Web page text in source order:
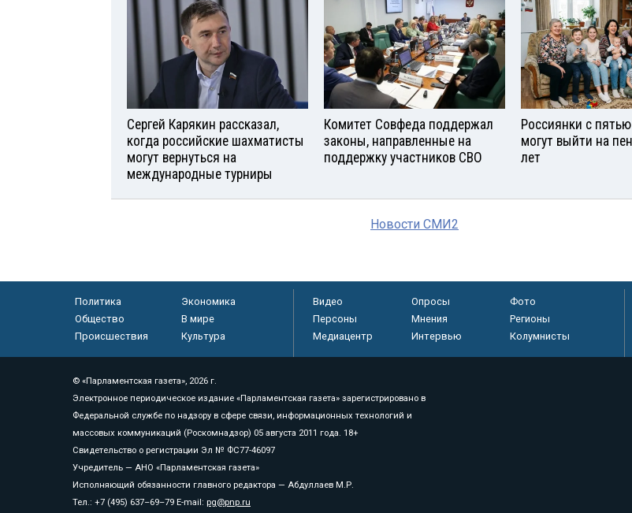
Сергей Карякин рассказал,
когда российские шахматисты
могут вернуться на
международные турниры
Комитет Совфеда поддержал
законы, направленные на
поддержку участников СВО
Россиянки с
могут выйти на
лет
Новости СМИ2
Политика
Экономика
Общество
В мире
Происшествия
Культура
Видео Опросы
Фото
Персоны
Мнения
Регионы
Медиацентр
Интервью Колумнисты
© «Парламентская газета», 2026 г.
Электронное периодическое издание «Парламентская газета» зарегистрировано в
Федеральной службе по надзору в сфере связи, информационных технологий и
массовых коммуникаций (Роскомнадзор) 05 августа 2011 года. 18+
Свидетельство о регистрации Эл № ФС77-46097
Учредитель — АНО «Парламентская газета»
Исполняющий обязанности главного редактора — Абдуллаев М.Р.
Тел.: +7 (495) 637–69–79 E-mail: pg@pnp.ru